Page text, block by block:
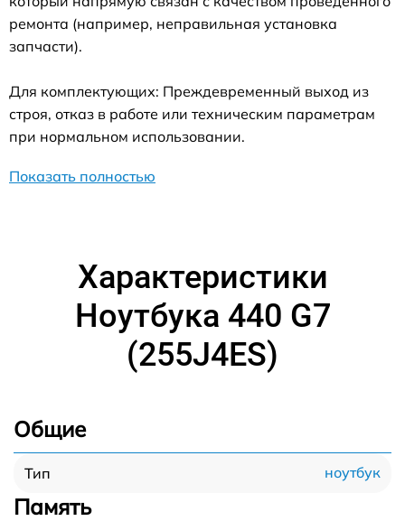
ремонта (например, неправильная установка
запчасти).
Для комплектующих: Преждевременный выход из
строя, отказ в работе или техническим параметрам
при нормальном использовании.
Показать полностью
Характеристики
Ноутбука 440 G7
(255J4ES)
Общие
Тип ноутбук
Память